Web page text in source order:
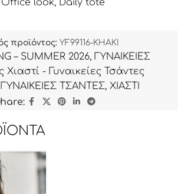
look, Daily tote
προϊόντος: YF99116-KHAKI
– SUMMER 2026, ΓΥΝΑΙΚΕΙΕΣ
Χιαστί - Γυναικείες Τσάντες
ΓΥΝΑΙΚΕΙΕΣ ΤΣΑΝΤΕΣ, ΧΙΑΣΤΙ